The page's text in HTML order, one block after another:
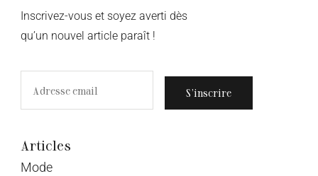
Inscrivez-vous et soyez averti dès
qu’un nouvel article paraît !
S’inscrire
Articles
Mode